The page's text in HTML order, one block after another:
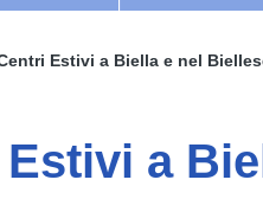
Estivi a Biella e nel
a